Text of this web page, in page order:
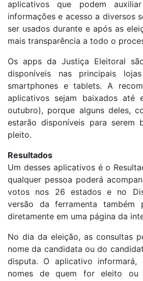
aplicativos que podem
informações e acesso a diversos
ser usados durante e após as
mais transparência a todo o
Os apps da Justiça Eleitoral
disponíveis nas principais
smartphones e tablets. A
aplicativos sejam baixados até
outubro), porque alguns deles,
estarão disponíveis para serem
pleito.
Resultados
Um desses aplicativos é o
qualquer pessoa poderá
votos nos 26 estados e no
versão da ferramenta também
diretamente em uma página da
No dia da eleição, as consultas
nome da candidata ou do
disputa. O aplicativo
nomes de quem for eleito ou